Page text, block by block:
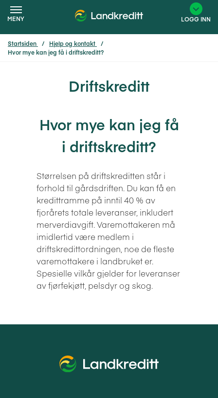
MENY LOGG INN
Startsiden
Hjelp og kontakt
Hvor mye kan jeg få i driftskreditt?
Driftskreditt
Hvor mye kan jeg få
i driftskreditt?
Størrelsen på driftskreditten står i
forhold til gårdsdriften. Du kan få en
kredittramme på inntil 40 % av
fjorårets totale leveranser, inkludert
merverdiavgift. Varemottakeren må
imidlertid være medlem i
driftskredittordningen, noe de fleste
varemottakere i landbruket er.
Spesielle vilkår gjelder for leveranser
av fjørfekjøtt, pelsdyr og skog.